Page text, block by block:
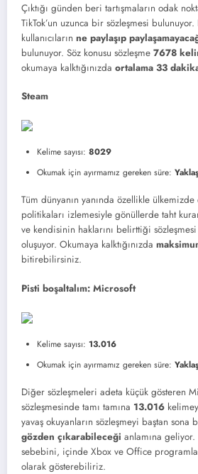
Çıktığı günden beri tartışmaların odak
TikTok’un uzunca bir sözleşmesi
kullanıcıların ne paylaşıp
bulunuyor. Söz konusu sözleşme 7678
okumaya kalktığınızda ortalama 33
Steam
Kelime sayısı: 8029
Okumak için ayırmamız gereken süre:
Tüm dünyanın yanında özellikle
politikaları izlemesiyle gönüllerde taht
ve kendisinin haklarını belirttiği
oluşuyor. Okumaya kalktığınızda
bitirebilirsiniz.
Pisti boşaltalım: Microsoft
Kelime sayısı: 13.016
Okumak için ayırmamız gereken süre:
Diğer sözleşmeleri adeta küçük gösteren
sözleşmesinde tamı tamına 13.016
yavaş okuyanların sözleşmeyi baştan sona
gözden çıkarabileceği anlamına geliyor.
sebebini, içinde Xbox ve Office
olarak gösterebiliriz.